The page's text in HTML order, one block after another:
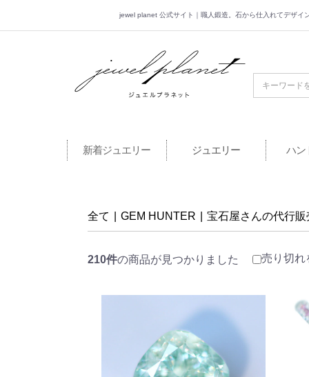
jewel planet 公式サイト｜職人鍛造。石から仕入れてデザイ
jewel planet 公式
新着ジュエリー ジュエリー ハン
全て GEM HUNTER 宝石屋さんの代行販
210件の商品が見つかりました 売り切れ